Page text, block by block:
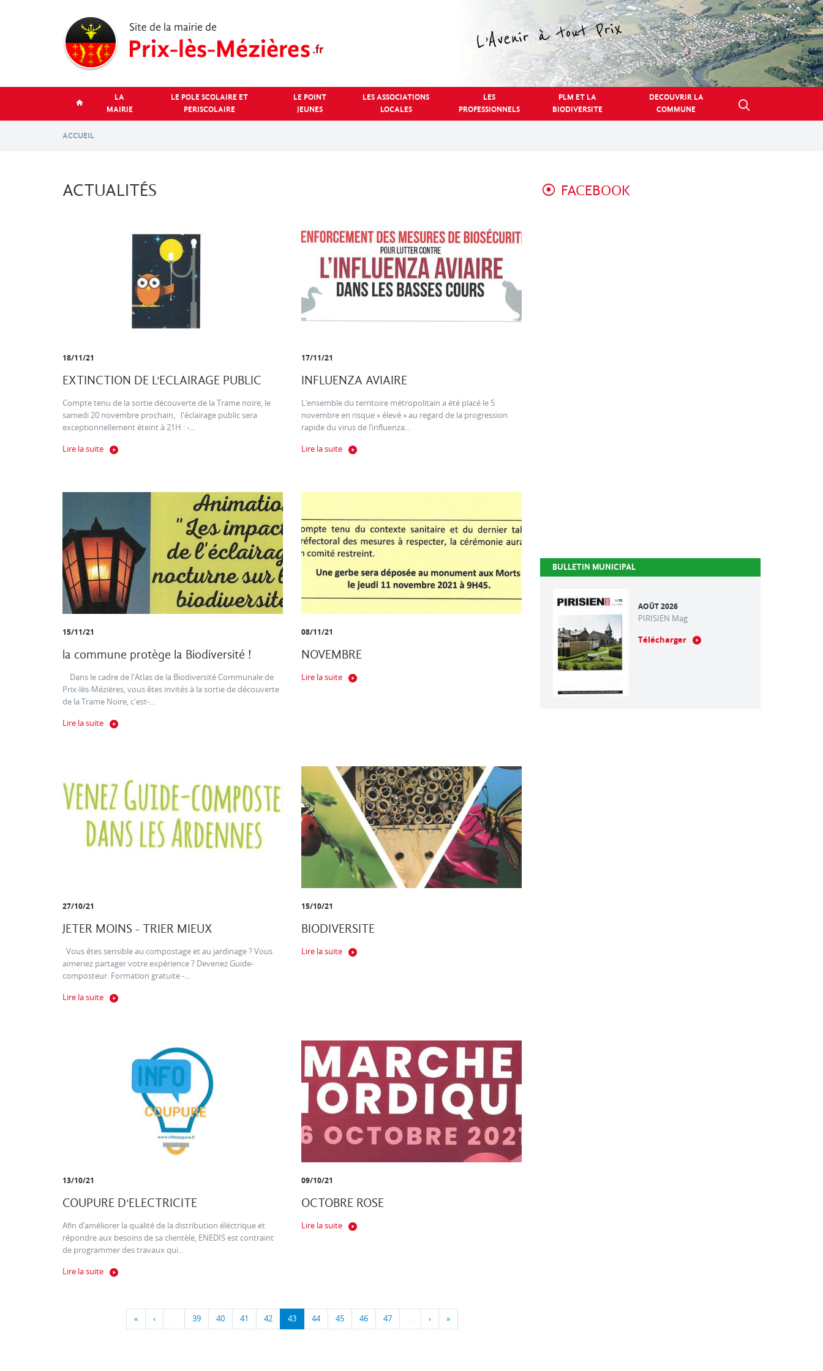
LA
MAIRIE
LE POLE SCOLAIRE ET
PERISCOLAIRE
LE POINT
JEUNES
LES ASSOCIATIONS
LOCALES
LES
PROFESSIONNELS
PLM ET LA
BIODIVERSITE
DECOUVRIR LA
COMMUNE
ACCUEIL
ACTUALITÉS
18/11/21
EXTINCTION DE L'ECLAIRAGE PUBLIC
Compte tenu de la sortie découverte de la Trame noire, le
samedi 20 novembre prochain, l'éclairage public sera
exceptionnellement éteint à 21H : -...
Lire la suite
17/11/21
INFLUENZA AVIAIRE
L’ensemble du territoire métropolitain a été placé le 5
novembre en risque « élevé » au regard de la progression
rapide du virus de l’influenza...
Lire la suite
15/11/21
la commune protège la Biodiversité !
Dans le cadre de l'Atlas de la Biodiversité Communale de
Prix-lès-Mézières, vous êtes invités à la sortie de découverte
de la Trame Noire, c'est-...
Lire la suite
08/11/21
NOVEMBRE
Lire la suite
27/10/21
JETER MOINS - TRIER MIEUX
Vous êtes sensible au compostage et au jardinage ? Vous
aimeriez partager votre expérience ? Devenez Guide-
composteur. Formation gratuite -...
Lire la suite
15/10/21
BIODIVERSITE
Lire la suite
13/10/21
COUPURE D'ELECTRICITE
Afin d’améliorer la qualité de la distribution éléctrique et
répondre aux besoins de sa clientèle, ENEDIS est contraint
de programmer des travaux qui...
Lire la suite
09/10/21
OCTOBRE ROSE
Lire la suite
« ‹ … 39 40 41 42 43 44 45 46 47 … › »
FACEBOOK
BULLETIN MUNICIPAL
AOÛT 2026
PIRISIEN Mag
Télécharger